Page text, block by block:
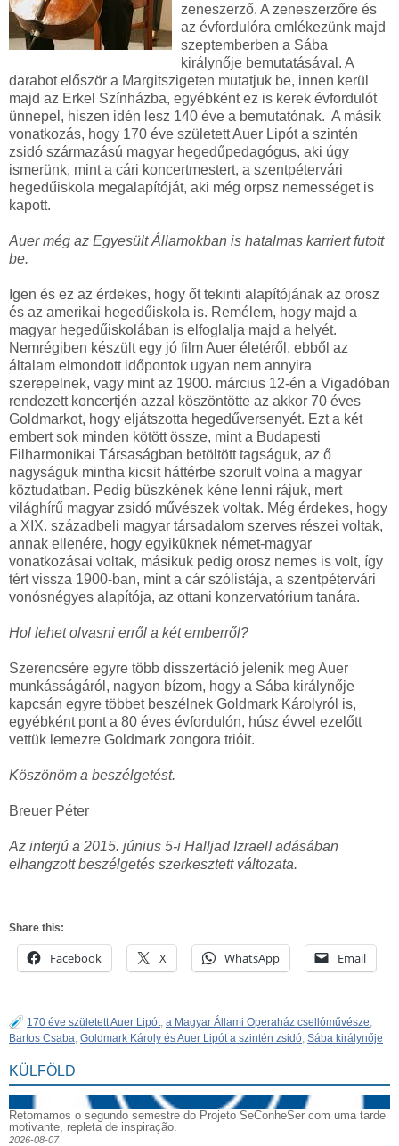
zeneszerző. A zeneszerzőre és
az évfordulóra emlékezünk majd
szeptemberben a Sába
királynője bemutatásával. A
darabot először a Margitszigeten mutatjuk be, innen kerül
majd az Erkel Színházba, egyébként ez is kerek évfordulót
ünnepel, hiszen idén lesz 140 éve a bemutatónak. A másik
vonatkozás, hogy 170 éve született Auer Lipót a szintén
zsidó származású magyar hegedűpedagógus, aki úgy
ismerünk, mint a cári koncertmestert, a szentpétervári
hegedűiskola megalapítóját, aki még orpsz nemességet is
kapott.
Auer még az Egyesült Államokban is hatalmas karriert futott
be.
Igen és ez az érdekes, hogy őt tekinti alapítójának az orosz
és az amerikai hegedűiskola is. Remélem, hogy majd a
magyar hegedűiskolában is elfoglalja majd a helyét.
Nemrégiben készült egy jó film Auer életéről, ebből az
általam elmondott időpontok ugyan nem annyira
szerepelnek, vagy mint az 1900. március 12-én a Vigadóban
rendezett koncertjén azzal köszöntötte az akkor 70 éves
Goldmarkot, hogy eljátszotta hegedűversenyét. Ezt a két
embert sok minden kötött össze, mint a Budapesti
Filharmonikai Társaságban betöltött tagságuk, az ő
nagyságuk mintha kicsit háttérbe szorult volna a magyar
köztudatban. Pedig büszkének kéne lenni rájuk, mert
világhírű magyar zsidó művészek voltak. Még érdekes, hogy
a XIX. századbeli magyar társadalom szerves részei voltak,
annak ellenére, hogy egyiküknek német-magyar
vonatkozásai voltak, másikuk pedig orosz nemes is volt, így
tért vissza 1900-ban, mint a cár szólistája, a szentpétervári
vonósnégyes alapítója, az ottani konzervatórium tanára.
Hol lehet olvasni erről a két emberről?
Szerencsére egyre több disszertáció jelenik meg Auer
munkásságáról, nagyon bízom, hogy a Sába királynője
kapcsán egyre többet beszélnek Goldmark Károlyról is,
egyébként pont a 80 éves évfordulón, húsz évvel ezelőtt
vettük lemezre Goldmark zongora trióit.
Köszönöm a beszélgetést.
Breuer Péter
Az interjú a 2015. június 5-i Halljad Izrael! adásában
elhangzott beszélgetés szerkesztett változata.
Share this:
Facebook X WhatsApp Email
170 éve született Auer Lipót, a Magyar Állami Operaház csellóművésze,
Bartos Csaba, Goldmark Károly és Auer Lipót a szintén zsidó, Sába királynője
KÜLFÖLD
Retomamos o segundo semestre do Projeto SeConheSer com uma tarde
motivante, repleta de inspiração.
2026-08-07